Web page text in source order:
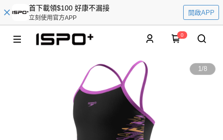
首下載領$100 好康不漏接
立刻使用官方APP
開啟APP
0
1/8